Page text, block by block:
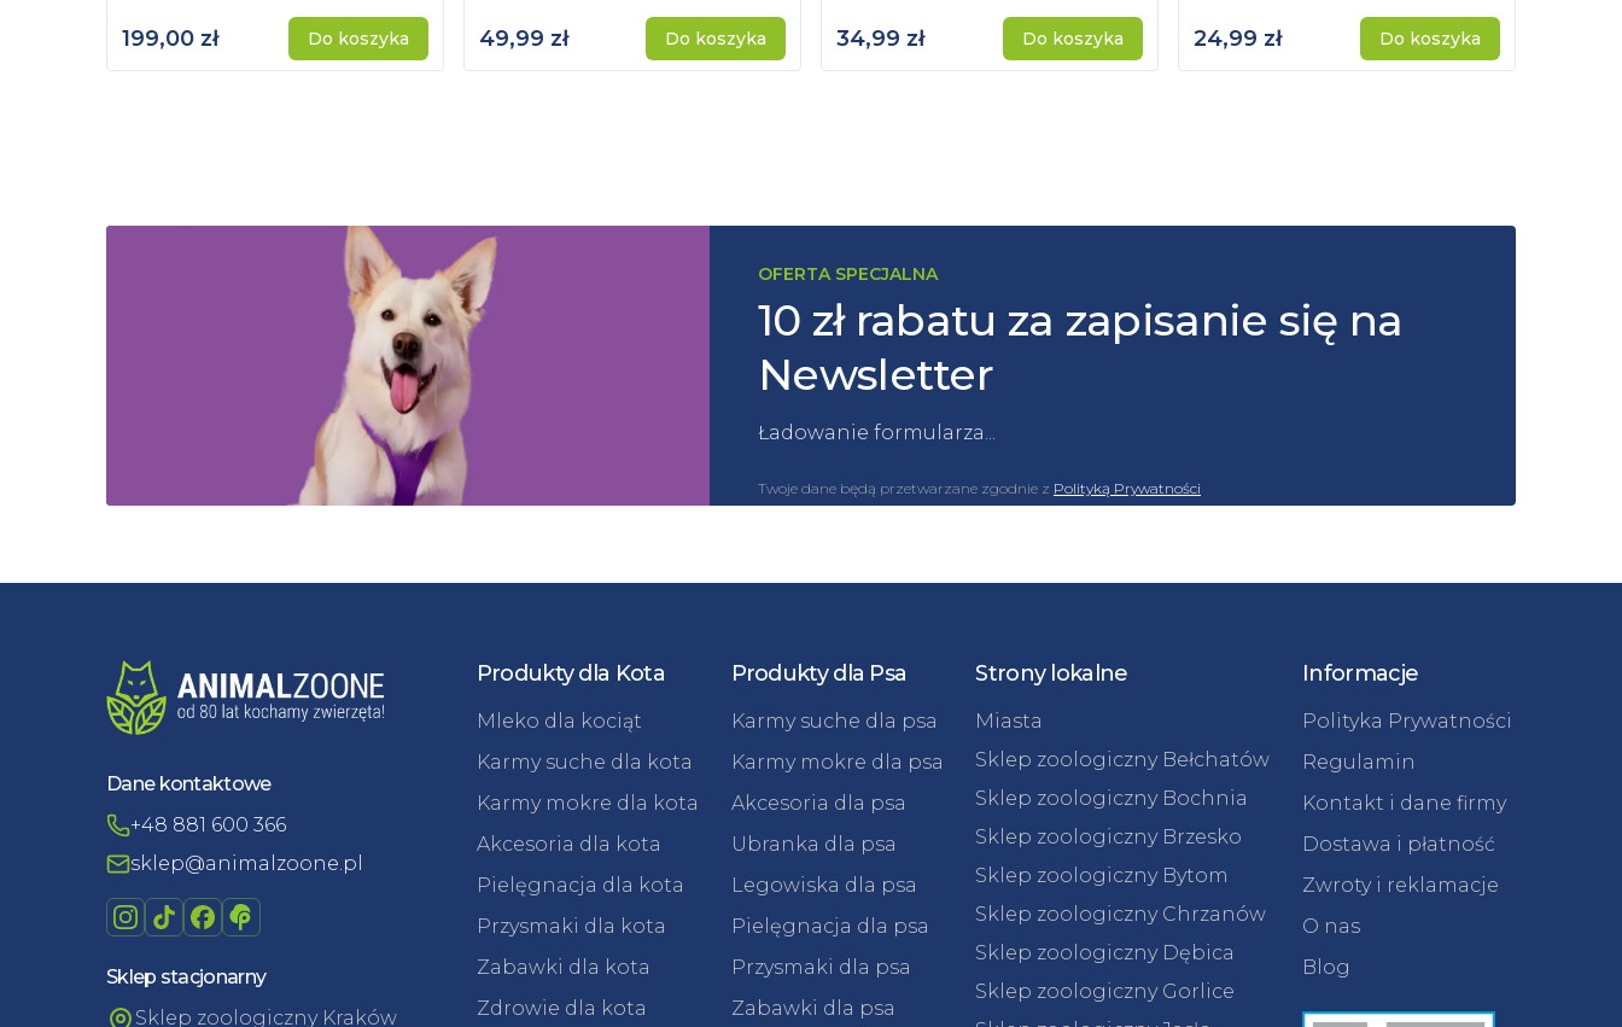
199,00 zł Do koszyka 49,99 zł Do koszyka 34,99 zł Do koszyka 24,99 zł Do koszyka
OFERTA SPECJALNA
10 zł rabatu za zapisanie się na
Newsletter
Ładowanie formularza...
Twoje dane będą przetwarzane zgodnie z Polityką Prywatności
Dane kontaktowe
+48 881 600 366
sklep@animalzoone.pl
Sklep stacjonarny
Sklep zoologiczny Kraków
Produkty dla Kota
Mleko dla kociąt
Karmy suche dla kota
Karmy mokre dla kota
Akcesoria dla kota
Pielęgnacja dla kota
Przysmaki dla kota
Zabawki dla kota
Zdrowie dla kota
Produkty dla Psa
Karmy suche dla psa
Karmy mokre dla psa
Akcesoria dla psa
Ubranka dla psa
Legowiska dla psa
Pielęgnacja dla psa
Przysmaki dla psa
Zabawki dla psa
Strony lokalne
Miasta
Sklep zoologiczny Bełchatów
Sklep zoologiczny Bochnia
Sklep zoologiczny Brzesko
Sklep zoologiczny Bytom
Sklep zoologiczny Chrzanów
Sklep zoologiczny Dębica
Sklep zoologiczny Gorlice
Informacje
Polityka Prywatności
Regulamin
Kontakt i dane firmy
Dostawa i płatność
Zwroty i reklamacje
O nas
Blog